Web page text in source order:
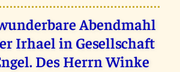
Abendmahl
Irhael in Gesellschaft
Des Herrn Winke